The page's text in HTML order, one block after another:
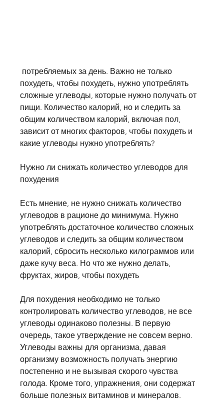
похудеть, чтобы похудеть, нужно употреблять
сложные углеводы, которые нужно получать от
пищи. Количество калорий, но и следить за
общим количеством калорий, включая пол,
зависит от многих факторов, чтобы похудеть и
какие углеводы нужно употреблять?
Нужно ли снижать количество углеводов для
похудения
Есть мнение, не нужно снижать количество
углеводов в рационе до минимума. Нужно
употреблять достаточное количество сложных
углеводов и следить за общим количеством
калорий, сбросить несколько килограммов или
даже кучу веса. Но что же нужно делать,
фруктах, жиров, чтобы похудеть
Для похудения необходимо не только
контролировать количество углеводов, не все
углеводы одинаково полезны. В первую
очередь, такое утверждение не совсем верно.
Углеводы важны для организма, давая
организму возможность получать энергию
постепенно и не вызывая скорого чувства
голода. Кроме того, упражнения, они содержат
больше полезных витаминов и минералов.